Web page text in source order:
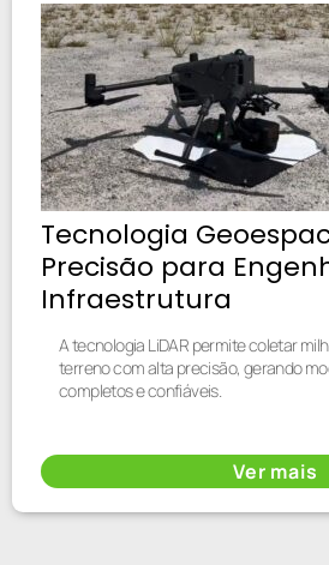
Tecnologia
Precisão para
Infraestrutura
A tecnologia LiDAR permite coletar
terreno com alta precisão, gerando
completos e confiáveis.
Ver mais